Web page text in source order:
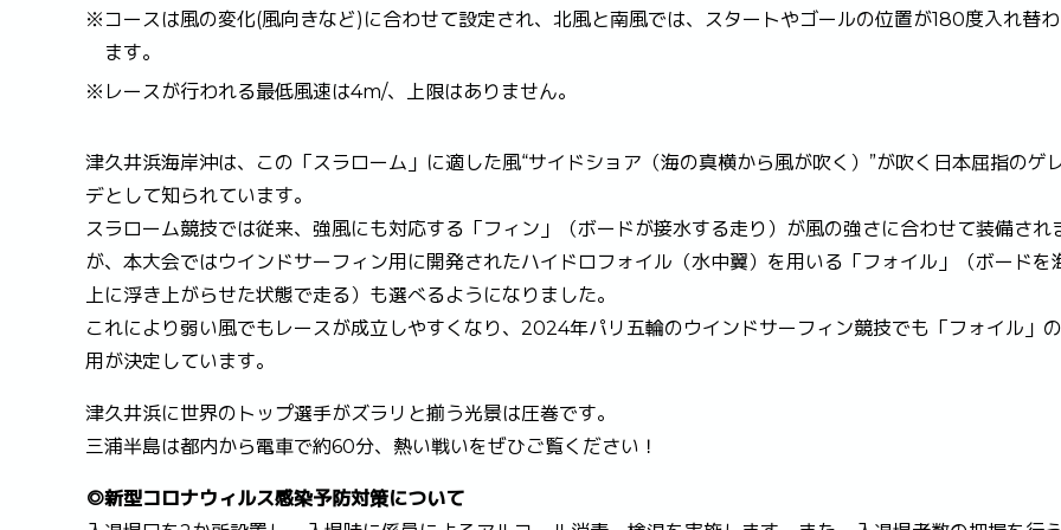
※コースは風の変化(風向きなど)に合わせて設定され、北風と南風では、スタートやゴールの位置が180度入れ替
ます。
※レースが行われる最低風速は4m/、上限はありません。
津久井浜海岸沖は、この「スラローム」に適した風“サイドショア（海の真横から風が吹く）”が吹く日本屈指のゲ
デとして知られています。
スラローム競技では従来、強風にも対応する「フィン」（ボードが接水する走り）が風の強さに合わせて装備され
が、本大会ではウインドサーフィン用に開発されたハイドロフォイル（水中翼）を用いる「フォイル」（ボードを
上に浮き上がらせた状態で走る）も選べるようになりました。
これにより弱い風でもレースが成立しやすくなり、2024年パリ五輪のウインドサーフィン競技でも「フォイル」
用が決定しています。
津久井浜に世界のトップ選手がズラリと揃う光景は圧巻です。
三浦半島は都内から電車で約60分、熱い戦いをぜひご覧ください！
◎新型コロナウィルス感染予防対策について